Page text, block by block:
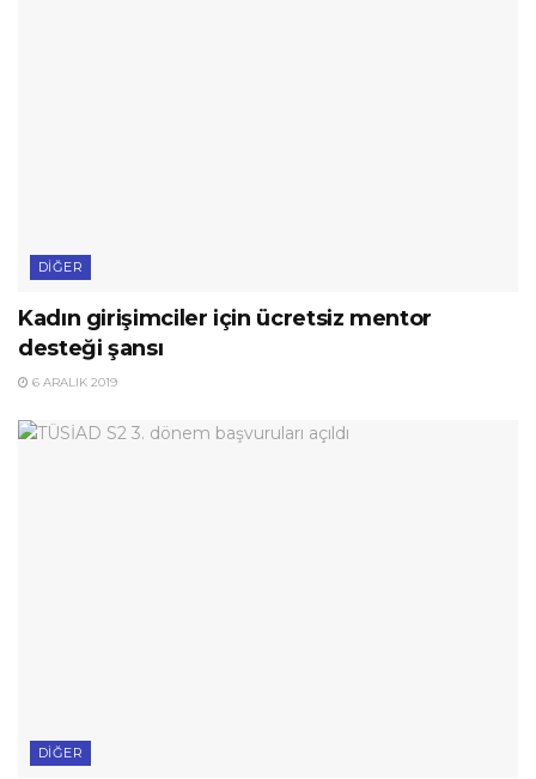
DIĞER
Kadın girişimciler için ücretsiz mentor
desteği şansı
6 ARALIK 2019
DIĞER